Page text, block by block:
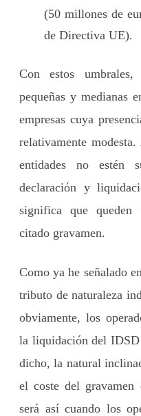
(50 millones de
de Directiva UE).
Con estos
pequeñas y medianas
empresas cuya
relativamente
entidades no estén
declaración y
significa que queden
citado gravamen.
Como ya he señalado
tributo de naturaleza
obviamente, los
la liquidación del
dicho, la natural
el coste del gravamen
será así cuando los